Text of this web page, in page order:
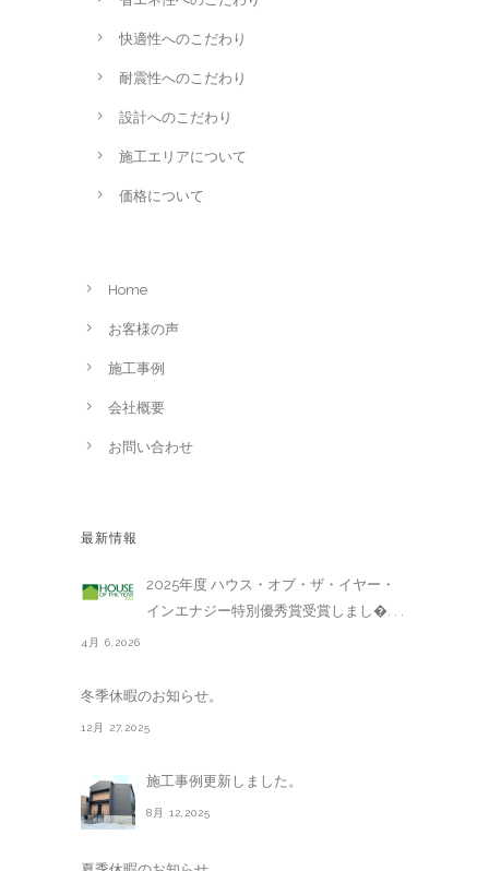
快適性へのこだわり
耐震性へのこだわり
設計へのこだわり
施工エリアについて
価格について
Home
お客様の声
施工事例
会社概要
お問い合わせ
最新情報
2025年度 ハウス・オブ・ザ・イヤー・
インエナジー特別優秀賞受賞しまし�. . .
4月 6,2026
冬季休暇のお知らせ。
12月 27,2025
施工事例更新しました。
8月 12,2025